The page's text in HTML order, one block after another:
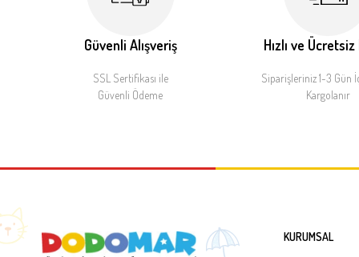
Güvenli Alışveriş
SSL Sertifikası ile
Güvenli Ödeme
Hızlı ve
Siparişleriniz 1-3 Gün
Kargolanır
KURUMSAL